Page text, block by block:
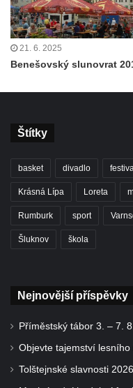
21. 6. 2025
Benešovský slunovrat
Štítky
basket divadlo
Krásná Lípa Loreta
Rumburk sport
Šluknov škola
Nejnovější příspěvky
Příměstský tábor 3. – 7.
Objevte tajemství
Tolštejnské slavnosti 2026